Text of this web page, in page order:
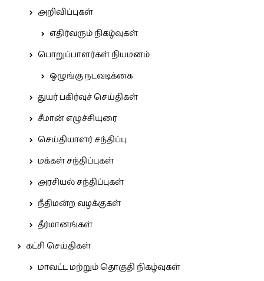
அறிவிப்புகள்
எதிர்வரும் நிகழ்வுகள்
பொறுப்பாளர்கள் நியமனம்
ஒழுங்கு நடவடிக்கை
துயர் பகிர்வுச் செய்திகள்
சீமான் எழுச்சியுரை
செய்தியாளர் சந்திப்பு
மக்கள் சந்திப்புகள்
அரசியல் சந்திப்புகள்
நீதிமன்ற வழக்குகள்
தீர்மானங்கள்
கட்சி செய்திகள்
மாவட்ட மற்றும் தொகுதி நிகழ்வுகள்